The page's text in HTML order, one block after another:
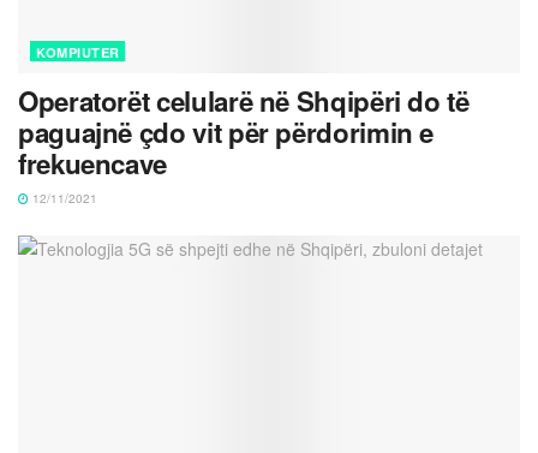
KOMPIUTER
Operatorët celularë në Shqipëri do të
paguajnë çdo vit për përdorimin e
frekuencave
12/11/2021